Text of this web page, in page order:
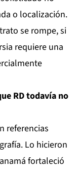
o localización.
se rompe, si
requiere una
RD todavía no
referencias
Lo hicieron
fortaleció